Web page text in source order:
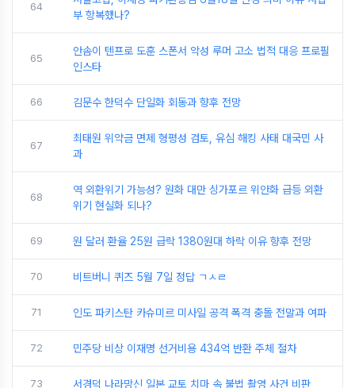
64
부 항복했나?
65
안솜이 텐프로 도훈 스폰서 악성 루머 고소 법적 대응 프로필
인스타
66 김문수 한덕수 단일화 회동과 향후 전망
67
최태원 위약금 면제 형평성 검토, 유심 해킹 사태 대국민 사
과
68
역 외환위기 가능성? 원화 대만 싱가포르 위안화 급등 외환
위기 현실화 되나?
69 원 달러 환율 25원 급락 1380원대 하락 이유 향후 전망
70 비트버니 퀴즈 5월 7일 정답 ㄱㅅㄹ
71 인도 파키스탄 카슈미르 미사일 공격 폭격 충돌 전말과 여파
72 민주당 비상 이재명 선거비용 434억 반환 주체 절차
73 서경덕 나라망신 일본 교토 치마 속 불법 촬영 사건 비판